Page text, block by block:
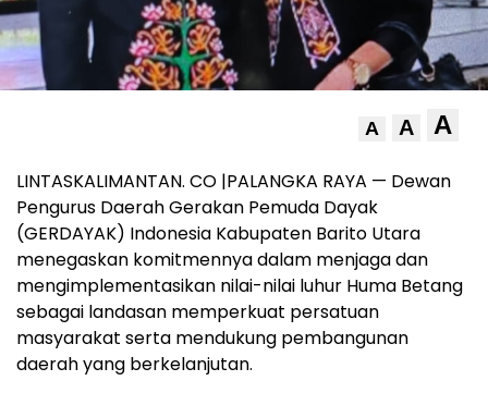
A A A
LINTASKALIMANTAN. CO |PALANGKA RAYA — Dewan
Pengurus Daerah Gerakan Pemuda Dayak
(GERDAYAK) Indonesia Kabupaten Barito Utara
menegaskan komitmennya dalam menjaga dan
mengimplementasikan nilai-nilai luhur Huma Betang
sebagai landasan memperkuat persatuan
masyarakat serta mendukung pembangunan
daerah yang berkelanjutan.